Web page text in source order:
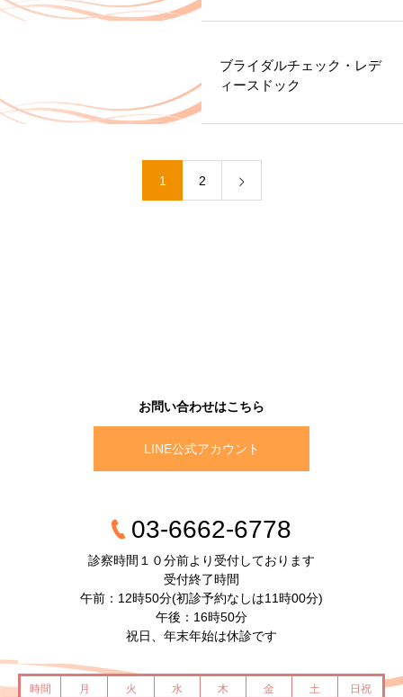
ブライダルチェック・レデ
ィースドック
1 2
お問い合わせはこちら
LINE公式アカウント
03-6662-6778
診察時間１０分前より受付しております
受付終了時間
午前：12時50分(初診予約なしは11時00分)
午後：16時50分
祝日、年末年始は休診です
時間 月 火 水 木 金 土 日祝